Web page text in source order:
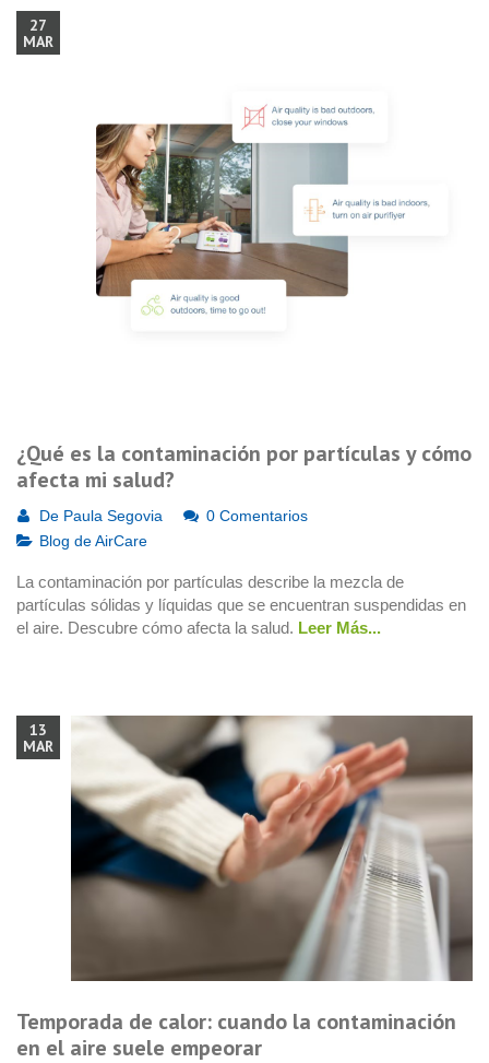
27
MAR
¿Qué es la contaminación por partículas y cómo
afecta mi salud?
De Paula Segovia
0 Comentarios
Blog de AirCare
La contaminación por partículas describe la mezcla de
partículas sólidas y líquidas que se encuentran suspendidas en
el aire. Descubre cómo afecta la salud. Leer Más...
13
MAR
Temporada de calor: cuando la contaminación
en el aire suele empeorar